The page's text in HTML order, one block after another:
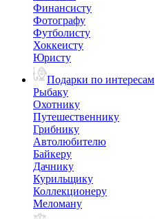
Финансисту
Фотографу
Футболисту
Хоккеисту
Юристу
Подарки по интересам
Рыбаку
Охотнику
Путешественнику
Грибнику
Автолюбителю
Байкеру
Дачнику
Курильщику
Коллекционеру
Меломану